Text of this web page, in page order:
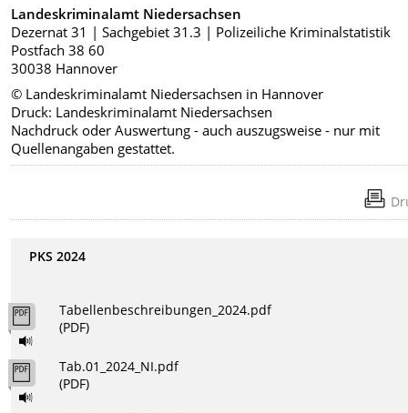
Landeskriminalamt Niedersachsen
Dezernat 31 | Sachgebiet 31.3 | Polizeiliche Kriminalstatistik
Postfach 38 60
30038 Hannover
© Landeskriminalamt Niedersachsen in Hannover
Druck: Landeskriminalamt Niedersachsen
Nachdruck oder Auswertung - auch auszugsweise - nur mit
Quellenangaben gestattet.
PKS 2024
Tabellenbeschreibungen_2024.pdf
(PDF)
Tab.01_2024_NI.pdf
(PDF)